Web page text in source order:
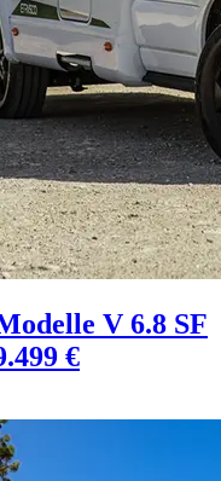
V 6.8 SF
€